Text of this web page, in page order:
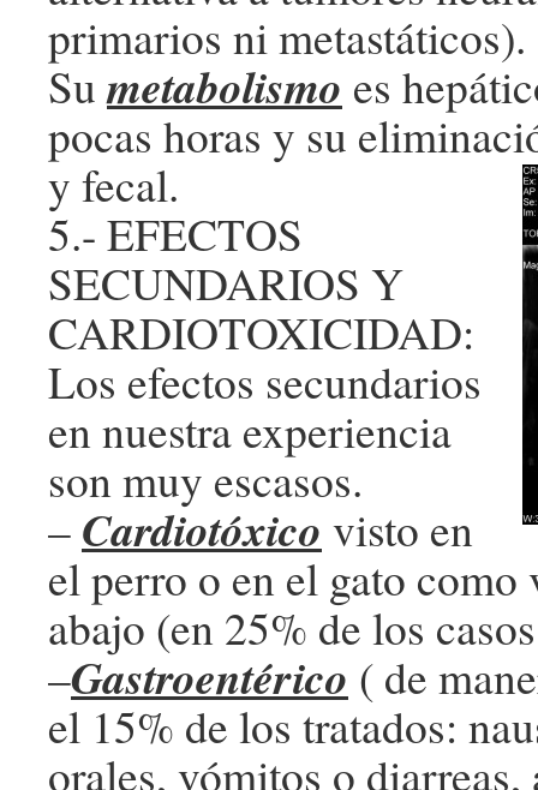
primarios ni metastáticos).
Sumetabolismo es
pocas horas y su
y fecal.
5.- EFECTOS
SECUNDARIOS Y
CARDIOTOXICIDAD:
Los efectos secundarios
en nuestra experiencia
son muy escasos.
–Cardiotóxico visto en
el perro o en el gato como
abajo (en 25% de los
–Gastroentérico ( de
el 15% de los tratados:
orales, vómitos o diarreas,